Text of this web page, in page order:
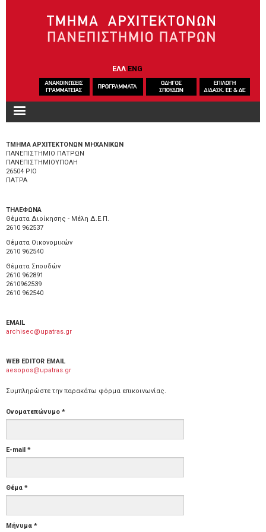
ΕΛΛ ENG
ΤΜΗΜΑ ΑΡΧΙΤΕΚΤΟΝΩΝ ΜΗΧΑΝΙΚΩΝ
ΠΑΝΕΠΙΣΤΗΜΙΟ ΠΑΤΡΩΝ
ΠΑΝΕΠΙΣΤΗΜΙΟΥΠΟΛΗ
26504 ΡΙΟ
ΠΑΤΡΑ
ΤΗΛΕΦΩΝΑ
Θέματα Διοίκησης - Μέλη Δ.Ε.Π.
2610 962537
Θέματα Οικονομικών
2610 962540
Θέματα Σπουδών
2610 962891
2610962539
2610 962540
EMAIL
archisec@upatras.gr
WEB EDITOR EMAIL
aesopos@upatras.gr
Συμπληρώστε την παρακάτω φόρμα επικοινωνίας.
Ονοματεπώνυμο *
E-mail *
Θέμα *
Μήνυμα *